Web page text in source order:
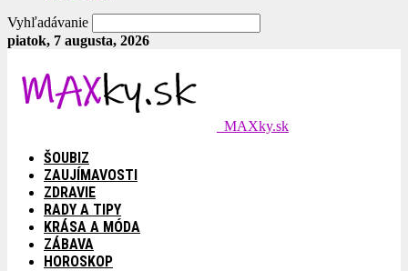
Vyhľadávanie
piatok, 7 augusta, 2026
MAXky.sk
ŠOUBIZ
ZAUJÍMAVOSTI
ZDRAVIE
RADY A TIPY
KRÁSA A MÓDA
ZÁBAVA
HOROSKOP